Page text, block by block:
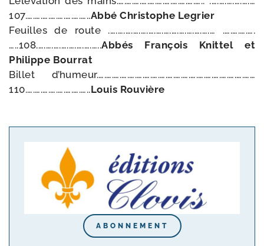
107.….….….….….….….…..Abbé Christophe Legrier
Feuilles de route .….….….….….….….….….….….….….… .….….….….
…..108.….….….….….….….…..Abbés François Knittel et
Philippe Bourrat
Billet d’humeur.….….….….….….….….….….….….….….….….….….….……
110.….….….….….….….…..Louis Rouvière
ABONNEMENT